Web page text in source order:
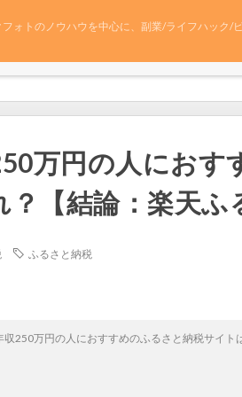
フォトのノウハウを中心に、副業/ライフハック/
万円の人におす
【結論：楽天ふ
ふるさと納税
収250万円の人におすすめのふるさと納税サイト